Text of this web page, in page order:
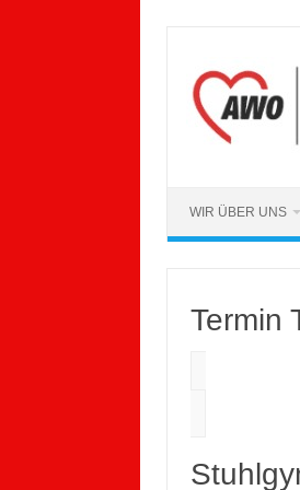
WIR ÜBER UNS
Termin